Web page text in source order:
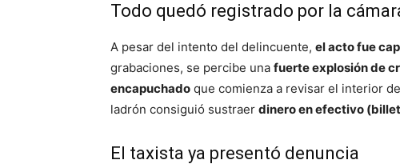
Todo quedó registrado por la
A pesar del intento del delincuente, el acto fue
grabaciones, se percibe una fuerte explosión de
encapuchado que comienza a revisar el interior
ladrón consiguió sustraer dinero en efectivo
El taxista ya presentó denuncia